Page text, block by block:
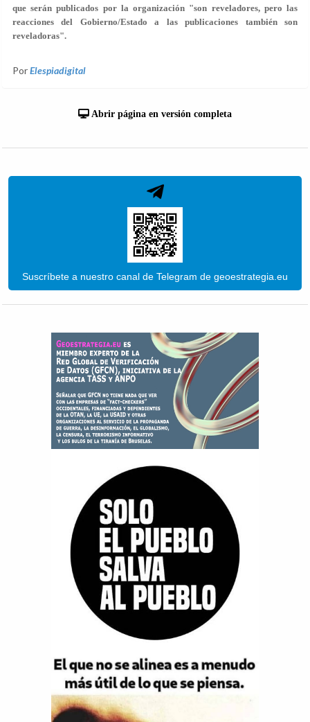
que serán publicados por la organización "son reveladores, pero las
reacciones del Gobierno/Estado a las publicaciones también son
reveladoras".
PorElespiadigital
Abrir página en versión completa
Suscríbete a nuestro canal de Telegram de geoestrategia.eu